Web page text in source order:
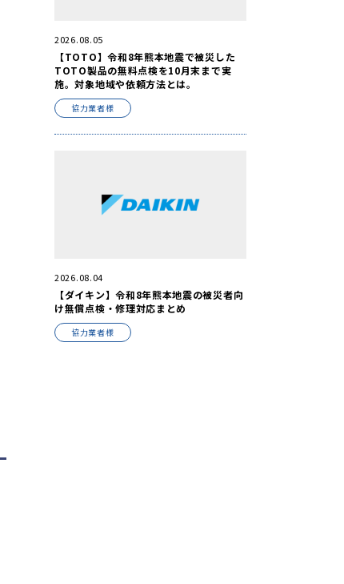
2026.08.05
【TOTO】令和8年熊本地震で被災した
TOTO製品の無料点検を10月末まで実
施。対象地域や依頼方法とは。
協力業者様
2026.08.04
【ダイキン】令和8年熊本地震の被災者向
け無償点検・修理対応まとめ
協力業者様